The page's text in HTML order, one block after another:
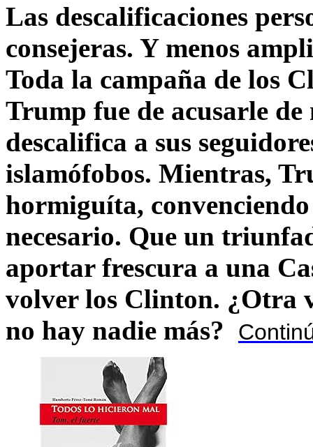
Las descalificaciones
consejeras. Y menos
Toda la campaña de los
Trump fue de acusarle
descalifica a sus
islamófobos. Mientras,
hormiguíta,
necesario. Que un
aportar frescura a una
volver los Clinton. ¿Otra
no hay nadie más?